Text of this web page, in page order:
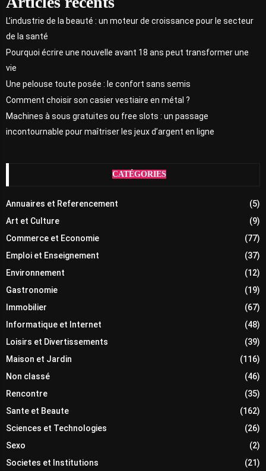
L’industrie de la beauté : un moteur de croissance pour le secteur
de la santé
Pourquoi écrire une nouvelle avant 18 ans peut transformer une
vie
Une pelouse toute posée : le confort sans semis
Comment choisir son casier vestiaire en métal ?
Machines à sous gratuites ou free slots : un passage
incontournable pour maîtriser les jeux d’argent en ligne
CATÉGORIES
Annuaires et Referencement
(5)
Art et Culture
(9)
Commerce et Economie
(77)
Emploi et Enseignement
(37)
Environnement
(12)
Gastronomie
(19)
Immobilier
(67)
Informatique et Internet
(48)
Loisirs et Divertissements
(39)
Maison et Jardin
(116)
Non classé
(46)
Rencontre
(35)
Sante et Beaute
(162)
Sciences et Technologies
(26)
Sexo
(2)
Societes et Institutions
(21)